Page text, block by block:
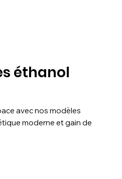
éthanol
avec nos modèles
moderne et gain de